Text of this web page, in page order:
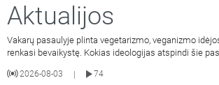
Aktualijos
Vakarų pasaulyje plinta vegetarizmo, veganizmo
renkasi bevaikystę. Kokias ideologijas atspindi šie
2026-08-03 |
74